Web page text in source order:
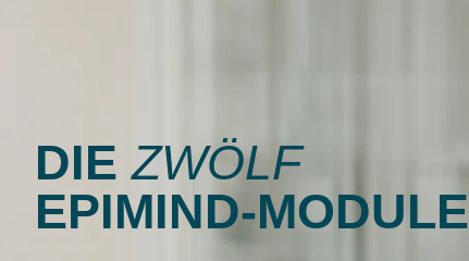
DIEZWÖLF
EPIMIND-MODULE